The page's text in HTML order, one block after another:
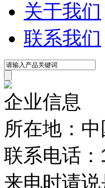
关于我们
联系我们
企业信息
所在地：
联系电话：
来电时请